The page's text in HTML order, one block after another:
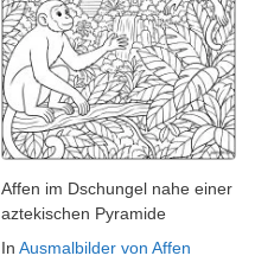
Affen im Dschungel nahe einer
aztekischen Pyramide
In Ausmalbilder von Affen